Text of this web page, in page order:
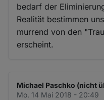
bedarf der
Realität bestimmen
murrend von den
erscheint.
Michael Paschko (nicht
Mo. 14 Mai 2018 - 20:49